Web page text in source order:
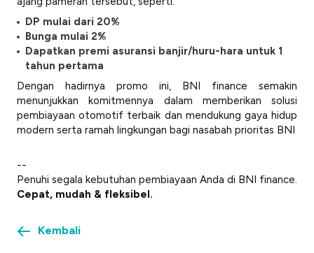
DP mulai dari 20%
Bunga mulai 2%
Dapatkan premi asuransi banjir/huru-hara untuk 1
tahun pertama
Dengan hadirnya promo ini, BNI finance semakin
menunjukkan komitmennya dalam memberikan solusi
pembiayaan otomotif terbaik dan mendukung gaya hidup
modern serta ramah lingkungan bagi nasabah prioritas BNI
--
Penuhi segala kebutuhan pembiayaan Anda di BNI finance.
Cepat, mudah & fleksibel.
Kembali